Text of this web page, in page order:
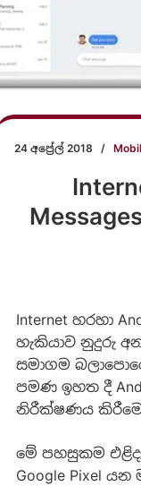
24 අප්‍රේල් 2018 /
Internet හරහා
හැකියාව නුදුරු
සමාගම
පමණ ඉහත දී
නිරීක්ෂණය
මේ පහසුකම
Google Pixel